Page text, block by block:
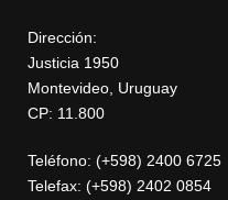
Dirección:
Justicia 1950
Montevideo, Uruguay
CP: 11.800
Teléfono: (+598) 2400 6725
Telefax: (+598) 2402 0854